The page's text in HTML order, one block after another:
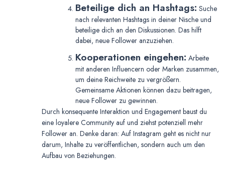
Beteilige dich an Hashtags: Suche
nach relevanten Hashtags in deiner Nische und
beteilige dich an den Diskussionen. Das hilft
dabei, neue Follower anzuziehen.
Kooperationen eingehen: Arbeite
mit anderen Influencern oder Marken zusammen,
um deine Reichweite zu vergrößern.
Gemeinsame Aktionen können dazu beitragen,
neue Follower zu gewinnen.
Durch konsequente Interaktion und Engagement baust du
eine loyalere Community auf und ziehst potenziell mehr
Follower an. Denke daran: Auf Instagram geht es nicht nur
darum, Inhalte zu veröffentlichen, sondern auch um den
Aufbau von Beziehungen.